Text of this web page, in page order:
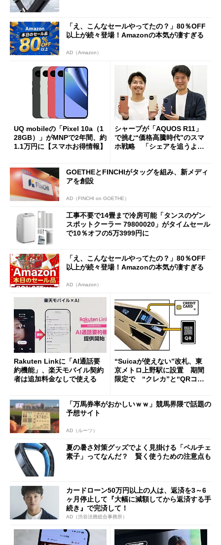
「え、こんなセールやってたの？」80％OFF
以上が続々登場！Amazonの本気が凄すぎる
AD（Amazon）
UQ mobileの「Pixel 10a（1
28GB）」がMNPで2年間、約
1.1万円に【スマホお得情報】
シャープが「AQUOS R11」
で挑む“価格高騰時代”のスマ
ホ戦略 「シェアを追うより
GOETHEとFINCHIがタッグを組み、新メディ
アを創設
AD（FINCHI on GOETHE）
工事不要で14畳まで冷房可能「タンスのゲン
スポットクーラー 79800020」がタイムセール
で10％オフの5万3999円に
「え、こんなセールやってたの？」80％OFF
以上が続々登場！Amazonの本気が凄すぎる
AD（Amazon）
Rakuten Linkに「AI通話要
約機能」、楽天モバイル契約
者は追加料金なしで使える
“Suicaが使えない”改札、東
京メトロ上野駅に設置 期間
限定で “クレカ”と“QRコー
「万馬券率がおかしいｗｗ」競馬界隈で話題の
予想サイト
AD（ルーツ）
夏の暑さ対策グッズでよく見掛ける「ペルチェ
素子」ってなんだ？ 賢く使うための注意点も
カードローン50万円以上の人は、返済を3～6
ヶ月停止して『大幅に減額してから返済する手
続き』で完済して！
AD（渋谷法務総合事務所）